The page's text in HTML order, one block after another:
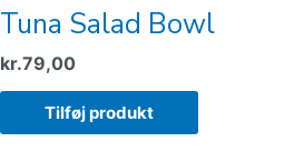
Tuna Salad Bowl
kr.79,00
Tilføj produkt